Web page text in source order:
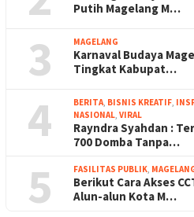
Putih Magelang M…
3 MAGELANG
Karnaval Budaya
Tingkat Kabupat…
4 BERITA, BISNIS KREATIF,
NASIONAL,VIRAL
Rayndra Syahdan :
700 Domba Tanpa…
5 FASILITAS PUBLIK,
Berikut Cara Akses
Alun-alun Kota M…